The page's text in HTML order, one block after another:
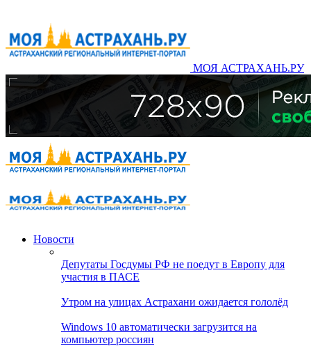
МОЯ АСТРАХАНЬ.РУ
Новости
Депутаты Госдумы РФ не поедут в Европу для
участия в ПАСЕ
Утром на улицах Астрахани ожидается гололёд
Windows 10 автоматически загрузится на
компьютер россиян